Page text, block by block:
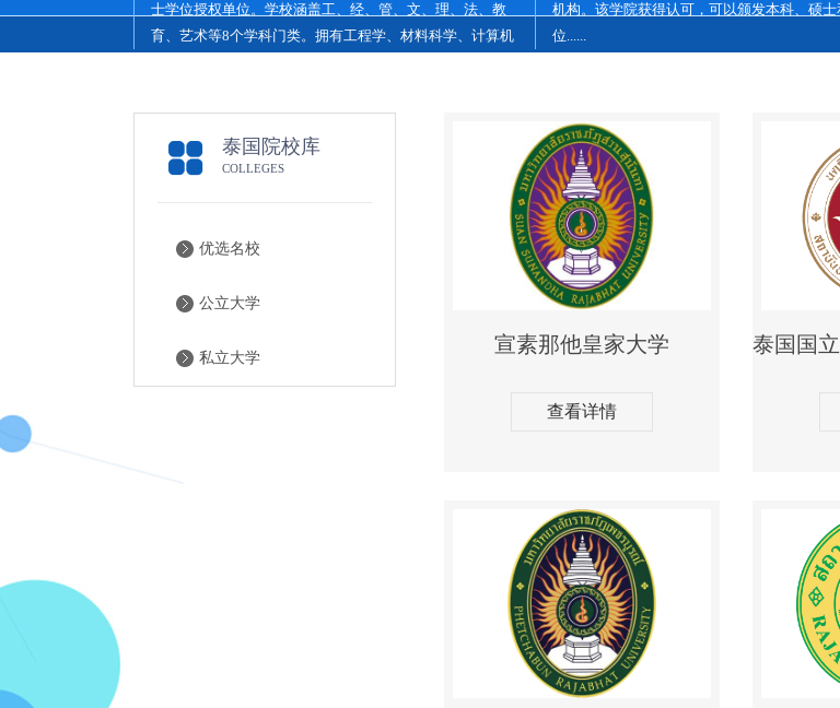
士学位授权单位。学校涵盖工、经、管、文、理、法、教
育、艺术等8个学科门类。拥有工程学、材料科学、计算机
机构。该学院获得认可，可以颁发本科、硕士
位......
泰国院校库
COLLEGES
优选名校
公立大学
私立大学
宣素那他皇家大学
查看详情